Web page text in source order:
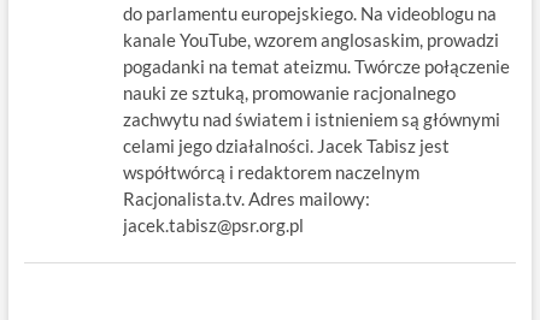
do parlamentu europejskiego. Na videoblogu na
kanale YouTube, wzorem anglosaskim, prowadzi
pogadanki na temat ateizmu. Twórcze połączenie
nauki ze sztuką, promowanie racjonalnego
zachwytu nad światem i istnieniem są głównymi
celami jego działalności. Jacek Tabisz jest
współtwórcą i redaktorem naczelnym
Racjonalista.tv. Adres mailowy:
jacek.tabisz@psr.org.pl